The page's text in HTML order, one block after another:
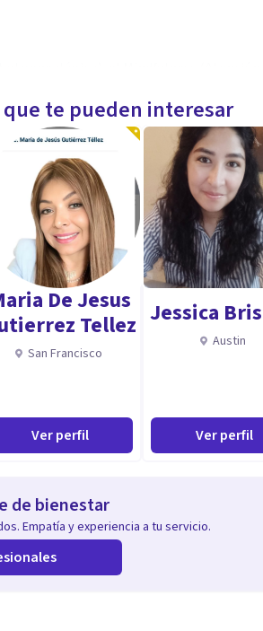
genealógico), el Mindfulness (Atención
conciencia de tus problemas u
te pueden interesar
De Jesus
Tellez
San Francisco
Ver perfil
Jessica
Austin
Ver perfil
de bienestar
Empatía y experiencia a tu servicio.